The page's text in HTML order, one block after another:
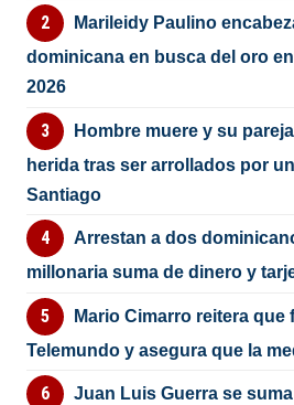
Marileidy Paulino
dominicana en busca del oro
2026
Hombre muere y su
herida tras ser arrollados por
Santiago
Arrestan a dos
millonaria suma de dinero y
Mario Cimarro reitera que
Telemundo y asegura que la
Juan Luis Guerra se